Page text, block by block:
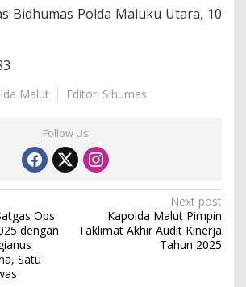
r
n
Bidhumas Polda Maluku Utara, 10
Malut Editor: Sihumas
Follow Us
Ops
dengan
Satu
Next post
Kapolda Malut Pimpin
Taklimat Akhir Audit Kinerja
Tahun 2025